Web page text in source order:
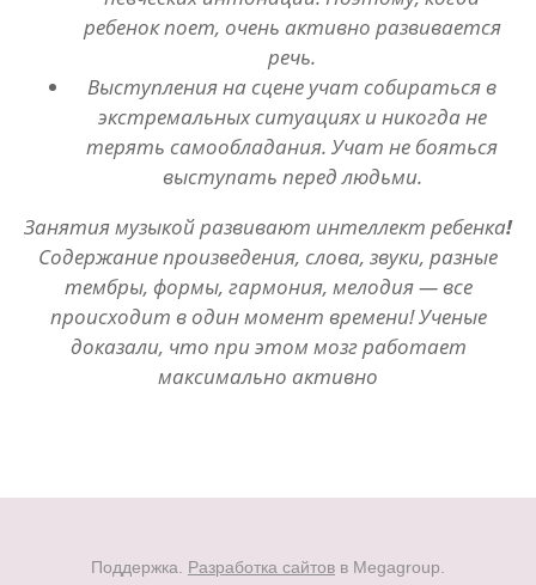
ребенок поет, очень активно развивается
речь.
Выступления на сцене учат собираться в
экстремальных ситуациях и никогда не
терять самообладания. Учат не бояться
выступать перед людьми.
Занятия музыкой развивают интеллект ребенка!
Содержание произведения, слова, звуки, разные
тембры, формы, гармония, мелодия — все
происходит в один момент времени! Ученые
доказали, что при этом мозг работает
максимально активно
Поддержка. Разработка сайтов в Megagroup.